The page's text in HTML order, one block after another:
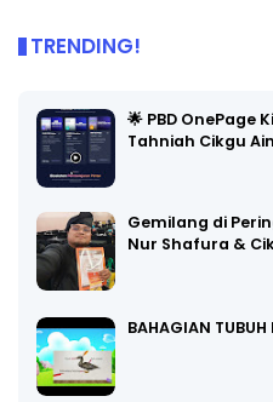
TRENDING!
🌟 PBD OnePage
Tahniah Cikgu
Gemilang di
Nur Shafura &
BAHAGIAN TUBUH